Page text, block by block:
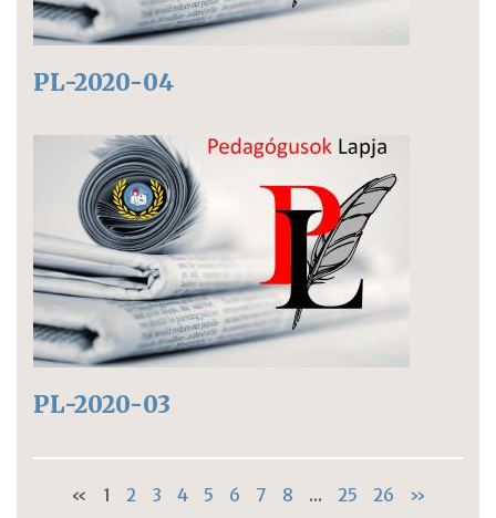
PL-2020-04
PL-2020-03
« 1 2 3 4 5 6 7 8 ... 25 26 »